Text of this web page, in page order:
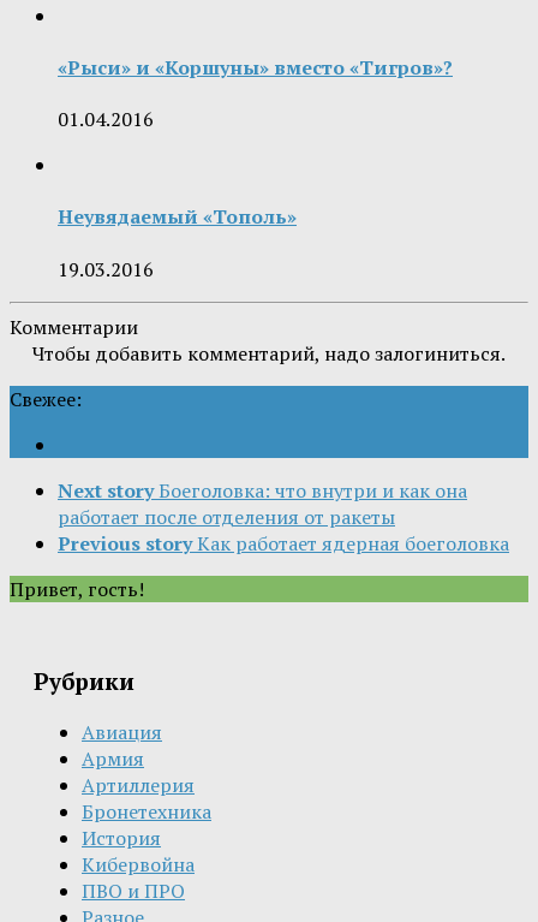
«Рыси» и «Коршуны» вместо «Тигров»?
01.04.2016
Неувядаемый «Тополь»
19.03.2016
Комментарии
Чтобы добавить комментарий, надо залогиниться.
Свежее:
Next storyБоеголовка: что внутри и как она
работает после отделения от ракеты
Previous storyКак работает ядерная боеголовка
Привет, гость!
Рубрики
Авиация
Армия
Артиллерия
Бронетехника
История
Кибервойна
ПВО и ПРО